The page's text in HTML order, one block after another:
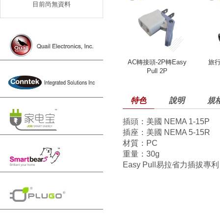
目前尚無資料
AC轉接頭-2P轉Easy
Pull 2P
旅
特色 說明 規
插頭：美國 NEMA 1-15P
插座：美國 NEMA 5-15R
材質：PC
重量：30g
Easy Pull易拉省力插拔專利